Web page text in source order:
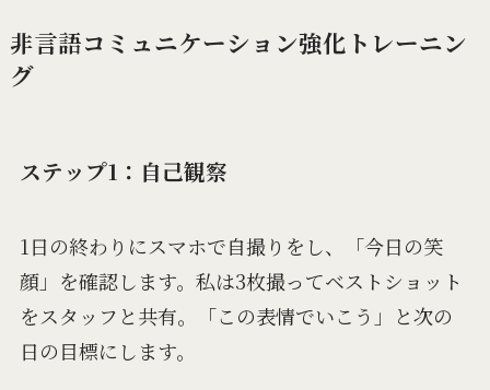
非言語コミュニケーション強化トレーニン
グ
ステップ1：自己観察
1日の終わりにスマホで自撮りをし、「今日の笑
顔」を確認します。私は3枚撮ってベストショット
をスタッフと共有。「この表情でいこう」と次の
日の目標にします。